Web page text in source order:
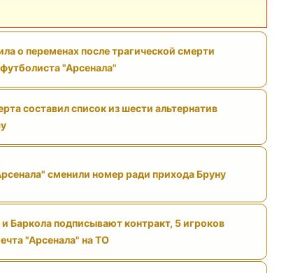
о переменах после трагической смерти
"Арсенала"
составил список из шести альтернатив
сменили номер ради прихода Бруну
Баркола подписывают контракт, 5 игроков
"Арсенала" на ТО